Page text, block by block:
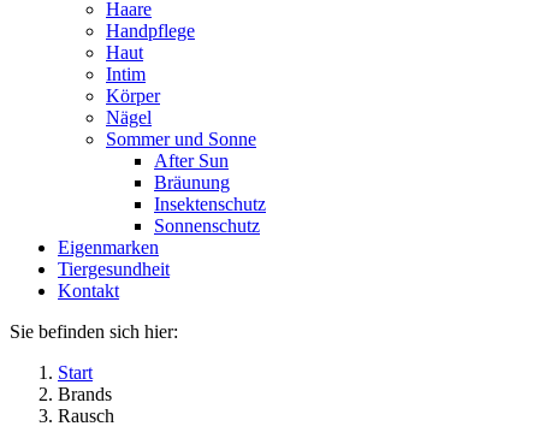
Haare
Handpflege
Haut
Intim
Körper
Nägel
Sommer und Sonne
After Sun
Bräunung
Insektenschutz
Sonnenschutz
Eigenmarken
Tiergesundheit
Kontakt
Sie befinden sich hier:
Start
Brands
Rausch